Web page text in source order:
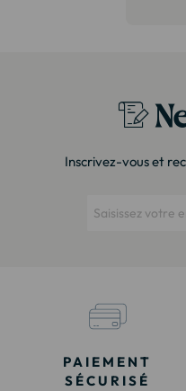
Inscrivez-vous et
PAIEMENT
SÉCURISÉ